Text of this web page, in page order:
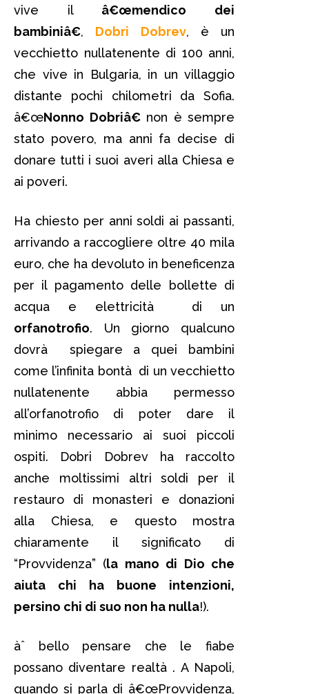
vive il â€œmendico dei
bambiniâ€, Dobri Dobrev, è un
vecchietto nullatenente di 100 anni,
che vive in Bulgaria, in un villaggio
distante pochi chilometri da Sofia.
â€œNonno Dobriâ€non è sempre
stato povero, ma anni fa decise di
donare tutti i suoi averi alla Chiesa e
ai poveri.
Ha chiesto per anni soldi ai passanti,
arrivando a raccogliere oltre 40 mila
euro, che ha devoluto in beneficenza
per il pagamento delle bollette di
acqua e elettricità di un
orfanotrofio. Un giorno qualcuno
dovrà spiegare a quei bambini
come l’infinita bontà di un vecchietto
nullatenente abbia permesso
all’orfanotrofio di poter dare il
minimo necessario ai suoi piccoli
ospiti. Dobri Dobrev ha raccolto
anche moltissimi altri soldi per il
restauro di monasteri e donazioni
alla Chiesa, e questo mostra
chiaramente il significato di
“Provvidenza” (la mano di Dio che
aiuta chi ha buone intenzioni,
persino chi di suo non ha nulla!).
àˆ bello pensare che le fiabe
possano diventare realtà . A Napoli,
quando si parla di â€œProvvidenza,